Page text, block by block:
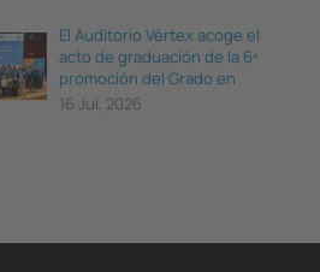
El Auditorio Vèrtex acoge el
acto de graduación de la 6ª
promoción del Grado en
Ciencia e Ingeniería de Datos
16 Jul, 2026